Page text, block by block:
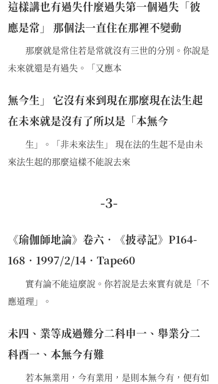
這樣講也有過失什麼過失第一個過失「彼
應是常」 那個法一直住在那裡不變動
那麼就是常住若是常就沒有三世的分別。你說是
未來就還是有過失。「又應本
無今生」 它沒有來到現在那麼現在法生起
在未來就是沒有了所以是「本無今
生」。「非未來法生」 現在法的生起不是由未
來法生起的那麼這樣不能說去來
-3-
《瑜伽師地論》卷六．《披尋記》P164-
168．1997/2/14．Tape60
實有論不能這麼說。你若說是去來實有就是「不
應道理」。
未四、業等成過難分二科申一、舉業分二
科酉一、本無今有難
若本無業用，今有業用，是則本無今有，便有如